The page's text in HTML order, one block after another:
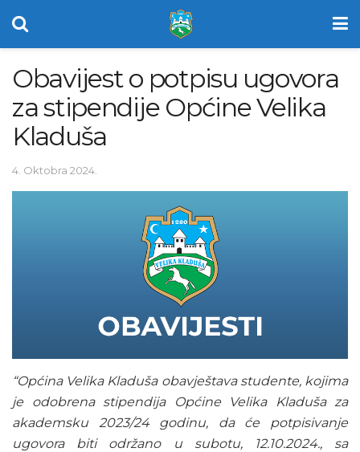
Obavijest o potpisu ugovora
za stipendije Općine Velika
Kladuša
4. Oktobra 2024.
“Općina Velika Kladuša obavještava studente, kojima
je odobrena stipendija Općine Velika Kladuša za
akademsku 2023/24 godinu, da će potpisivanje
ugovora biti održano u subotu, 12.10.2024., sa